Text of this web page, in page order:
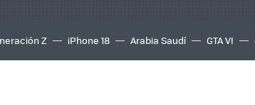
Z iPhone 18 Arabia Saudí GTA VI